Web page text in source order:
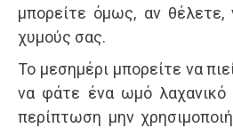
μπορείτε όμως, αν
χυμούς σας.
Το μεσημέρι μπορείτε να
να φάτε ένα ωμό λαχανικό
περίπτωση μην